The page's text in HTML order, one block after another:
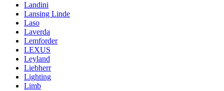
Landini
Lansing Linde
Laso
Laverda
Lemforder
LEXUS
Leyland
Liebherr
Lighting
Limb